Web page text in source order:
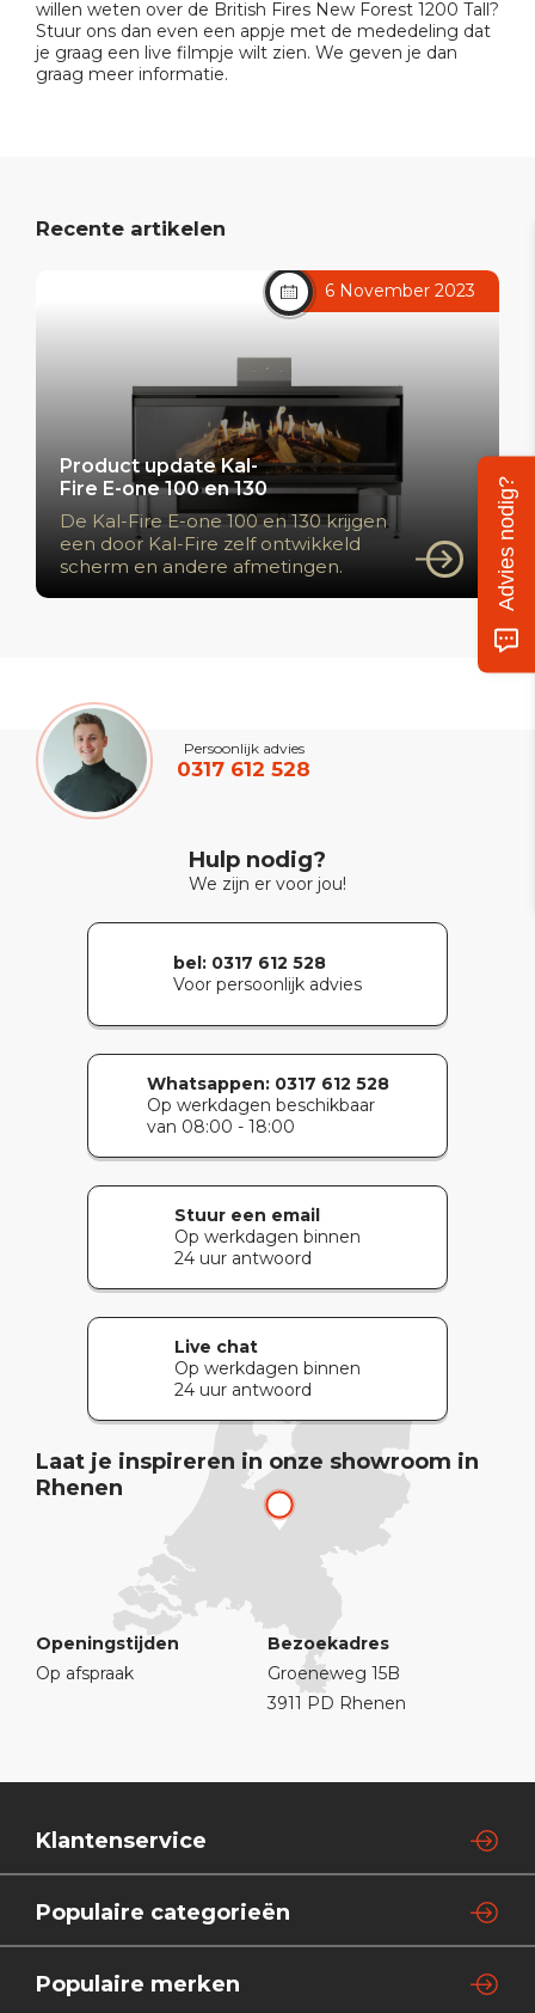
willen weten over de British Fires New Forest 1200 Tall?
Stuur ons dan even een appje met de mededeling dat
je graag een live filmpje wilt zien. We geven je dan
graag meer informatie.
Recente artikelen
6 November 2023
Product update Kal-
Fire E-one 100 en 130
De Kal-Fire E-one 100 en 130 krijgen
een door Kal-Fire zelf ontwikkeld
scherm en andere afmetingen.
Persoonlijk advies
0317 612 528
Hulp nodig?
We zijn er voor jou!
bel: 0317 612 528
Voor persoonlijk advies
Whatsappen:0317 612 528
Op werkdagen beschikbaar
van 08:00 - 18:00
Stuur een email
Op werkdagen binnen
24 uur antwoord
Live chat
Op werkdagen binnen
24 uur antwoord
Laat je inspireren in onze showroom in
Rhenen
Openingstijden
Op afspraak
Bezoekadres
Groeneweg 15B
3911 PD Rhenen
Klantenservice
Populaire categorieën
Populaire merken
Advies nodig?